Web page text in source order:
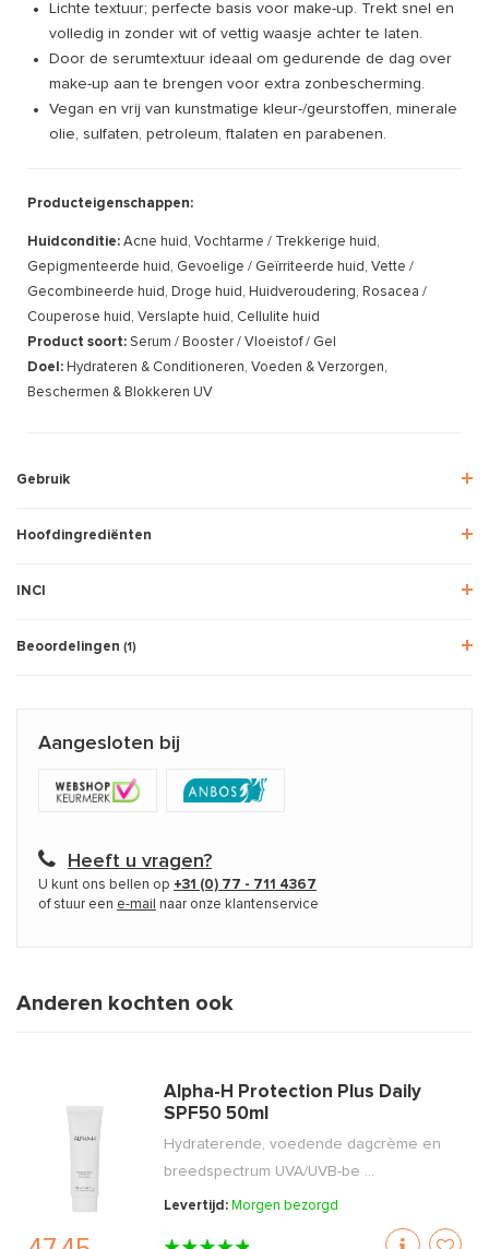
Lichte textuur; perfecte basis voor make-up. Trekt snel en
volledig in zonder wit of vettig waasje achter te laten.
Door de serumtextuur ideaal om gedurende de dag over
make-up aan te brengen voor extra zonbescherming.
Vegan en vrij van kunstmatige kleur-/geurstoffen, minerale
olie, sulfaten, petroleum, ftalaten en parabenen.
Producteigenschappen:
Huidconditie: Acne huid, Vochtarme / Trekkerige huid,
Gepigmenteerde huid, Gevoelige / Geïrriteerde huid, Vette /
Gecombineerde huid, Droge huid, Huidveroudering, Rosacea /
Couperose huid, Verslapte huid, Cellulite huid
Product soort: Serum / Booster / Vloeistof / Gel
Doel: Hydrateren & Conditioneren, Voeden & Verzorgen,
Beschermen & Blokkeren UV
Gebruik
Hoofdingrediënten
INCI
Beoordelingen (1)
Aangesloten bij
Heeft u vragen?
U kunt ons bellen op +31 (0) 77 - 711 4367
of stuur een e-mail naar onze klantenservice
Anderen kochten ook
Alpha-H Protection Plus Daily
SPF50 50ml
Hydraterende, voedende dagcrème en
breedspectrum UVA/UVB-be ...
Levertijd: Morgen bezorgd